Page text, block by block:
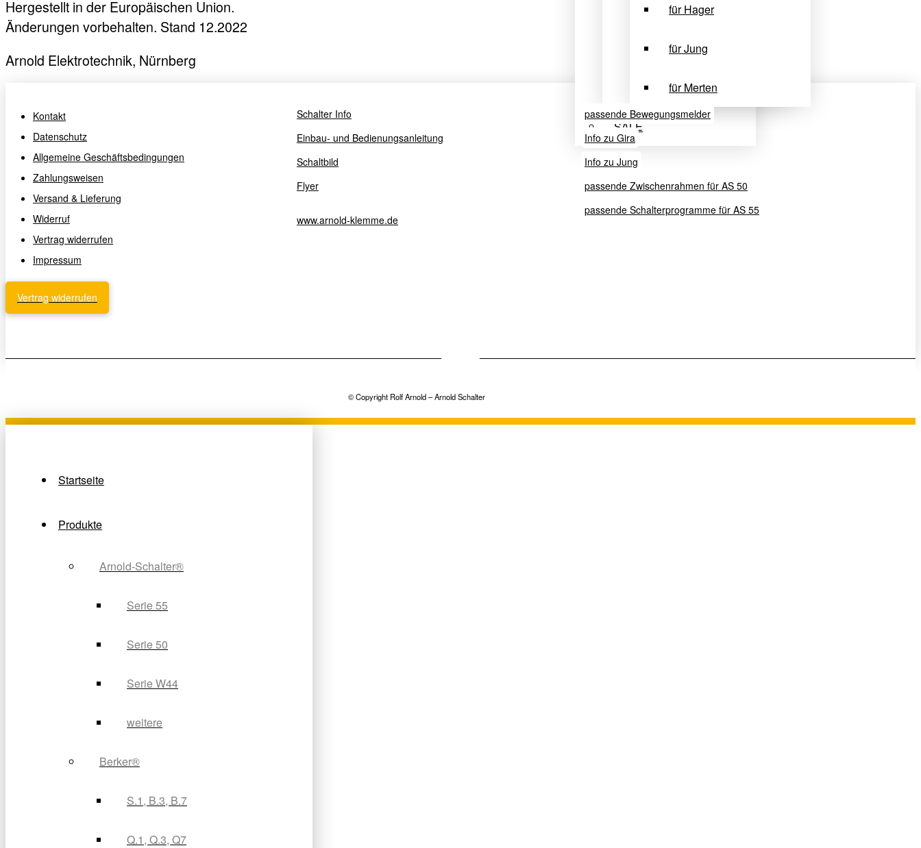
für Hager
für Jung
für Merten
SALE
Hergestellt in der Europäischen Union.
Änderungen vorbehalten. Stand 12.2022
Arnold Elektrotechnik, Nürnberg
Kontakt
Datenschutz
Allgemeine Geschäftsbedingungen
Zahlungsweisen
Versand & Lieferung
Widerruf
Vertrag widerrufen
Impressum
Vertrag widerrufen
Schalter Info
Einbau- und Bedienungsanleitung
Schaltbild
Flyer
www.arnold-klemme.de
passende Bewegungsmelder
Info zu Gira
Info zu Jung
passende Zwischenrahmen für AS 50
passende Schalterprogramme für AS 55
© Copyright Rolf Arnold – Arnold Schalter
Startseite
Produkte
Arnold-Schalter®
Serie 55
Serie 50
Serie W44
weitere
Berker®
S.1, B.3, B.7
Q.1, Q.3, Q7